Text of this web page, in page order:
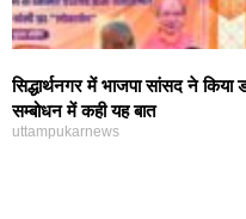
सिद्धार्थनगर में भाजपा सांसद ने किया
सम्बोधन में कही यह बात
uttampukarnews